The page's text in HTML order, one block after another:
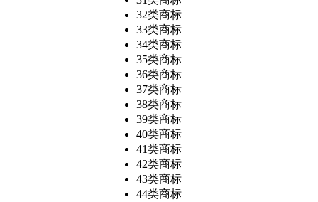
32类商标
33类商标
34类商标
35类商标
36类商标
37类商标
38类商标
39类商标
40类商标
41类商标
42类商标
43类商标
44类商标